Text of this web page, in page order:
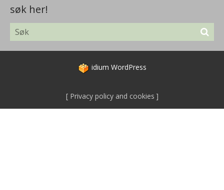
søk her!
idium WordPress
Privacy policy and cookies